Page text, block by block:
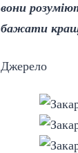
вони
бажати
Джерело